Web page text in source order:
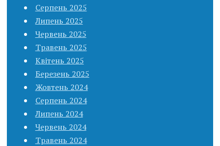
Серпень 2025
Липень 2025
Червень 2025
Травень 2025
Квітень 2025
Березень 2025
Жовтень 2024
Серпень 2024
Липень 2024
Червень 2024
Травень 2024